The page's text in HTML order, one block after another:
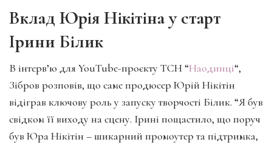
Вклад Юрія Нікітіна у старт
Ірини Білик
В інтерв’ю для YouTube-проєкту ТСН “Наодинці“,
Зібров розповів, що саме продюсер Юрій Нікітін
відіграв ключову роль у запуску творчості Білик. “Я був
свідком її виходу на сцену. Ірині пощастило, що поруч
був Юра Нікітін – шикарний промоутер та підтримка,